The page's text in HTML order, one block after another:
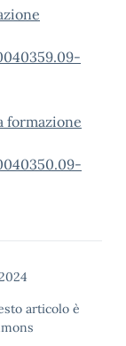
formazione
articolo è